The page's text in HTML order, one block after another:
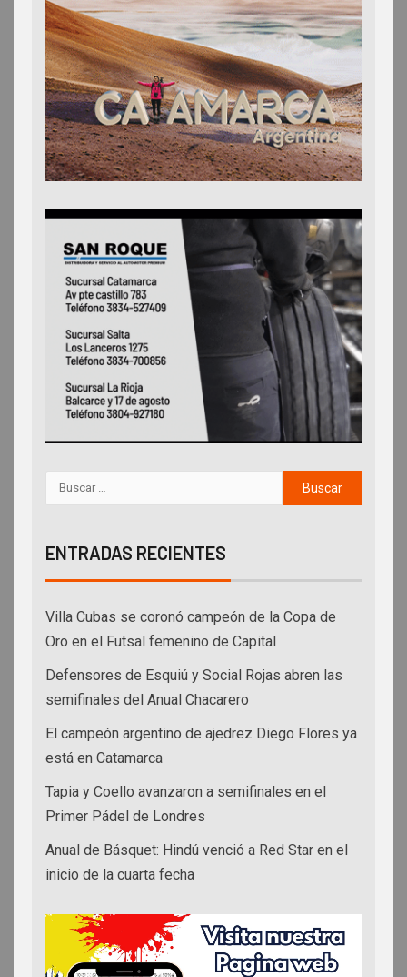
ENTRADAS RECIENTES
Villa Cubas se coronó campeón de la Copa de
Oro en el Futsal femenino de Capital
Defensores de Esquiú y Social Rojas abren las
semifinales del Anual Chacarero
El campeón argentino de ajedrez Diego Flores ya
está en Catamarca
Tapia y Coello avanzaron a semifinales en el
Primer Pádel de Londres
Anual de Básquet: Hindú venció a Red Star en el
inicio de la cuarta fecha